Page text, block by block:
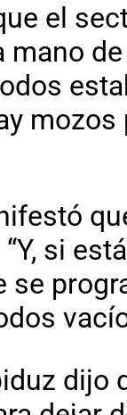
el
si
se
dijo